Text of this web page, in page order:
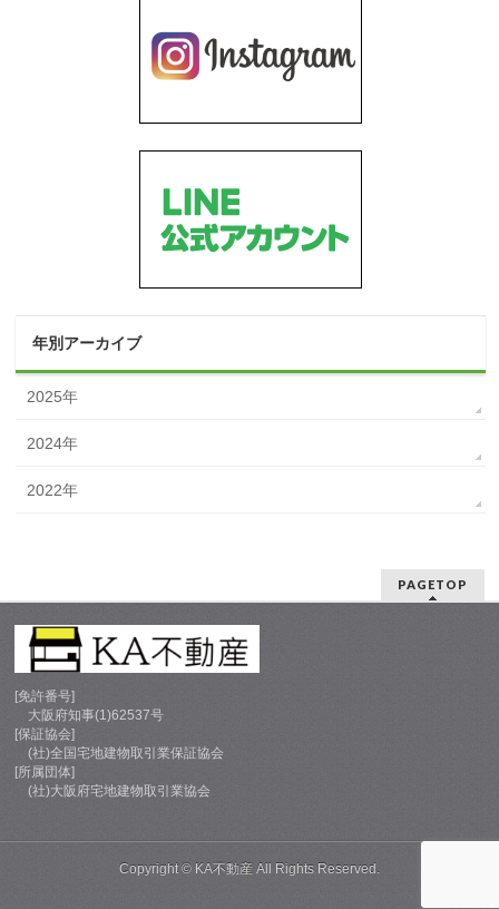
年別アーカイブ
2025年
2024年
2022年
PAGETOP
[免許番号]
大阪府知事(1)62537号
[保証協会]
(社)全国宅地建物取引業保証協会
[所属団体]
(社)大阪府宅地建物取引業協会
Copyright © KA不動産All Rights Reserved.